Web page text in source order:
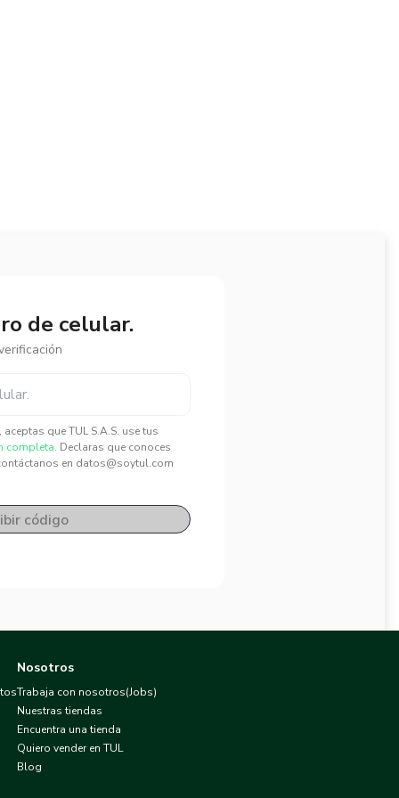
de celular.
que TUL S.A.S. use tus
completa. Declaras que conoces
en datos@soytul.com
código
Nosotros
Trabaja con nosotros(Jobs)
Nuestras tiendas
Encuentra una tienda
Quiero vender en TUL
Blog